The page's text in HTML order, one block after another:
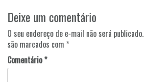
de
Post
Deixe um comentário
O seu endereço de e-mail não será publicado.
são marcados com *
Comentário*